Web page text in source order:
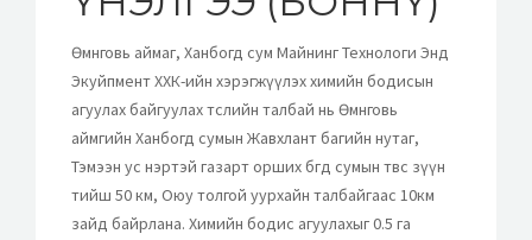
Өмнөговь аймаг, Ханбогд сум Майнинг Технологи Энд
Экуйпмент ХХК-ийн хэрэгжүүлэх химийн бодисын
агуулах байгуулах төслийн талбай нь Өмнөговь
аймгийн Ханбогд сумын Жавхлант багийн нутаг,
Тэмээн ус нэртэй газарт орших бөгөөд сумын төвөөс зүүн
тийш 50 км, Оюу толгой уурхайн талбайгаас 10км
зайд байрлана. Химийн бодис агуулахыг 0.5 га